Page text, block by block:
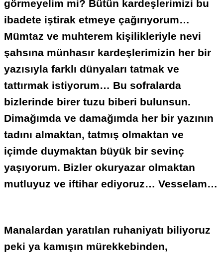
görmeyelim mi? Bütün kardeşlerimizi bu
ibadete iştirak etmeye çağırıyorum…
Mümtaz ve muhterem kişilikleriyle nevi
şahsına münhasır kardeşlerimizin her bir
yazısıyla farklı dünyaları tatmak ve
tattırmak istiyorum… Bu sofralarda
bizlerinde birer tuzu biberi bulunsun.
Dimağımda ve damağımda her bir yazının
tadını almaktan, tatmış olmaktan ve
içimde duymaktan büyük bir sevinç
yaşıyorum. Bizler okuryazar olmaktan
mutluyuz ve iftihar ediyoruz… Vesselam…
Manalardan yaratılan ruhaniyatı biliyoruz
peki ya kamışın mürekkebinden,